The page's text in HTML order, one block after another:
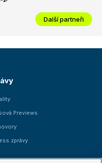
Další partneři
Previews
zprávy